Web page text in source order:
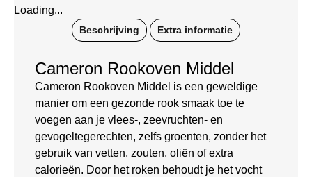
Loading...
Beschrijving Extra informatie
Cameron Rookoven Middel
Cameron Rookoven Middel is een geweldige
manier om een ​​gezonde rook smaak toe te
voegen aan je vlees-, zeevruchten- en
gevogeltegerechten, zelfs groenten, zonder het
gebruik van vetten, zouten, oliën of extra
calorieën. Door het roken behoudt je het vocht